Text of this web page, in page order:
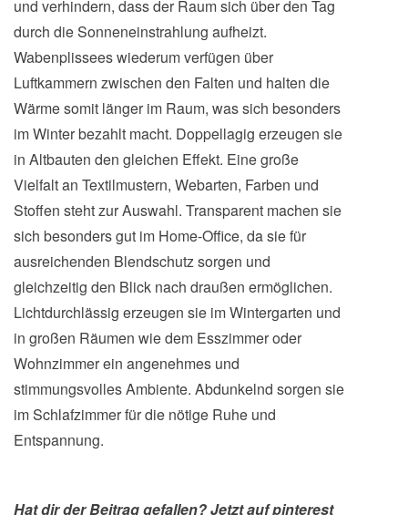
und verhindern, dass der Raum sich über den Tag
durch die Sonneneinstrahlung aufheizt.
Wabenplissees wiederum verfügen über
Luftkammern zwischen den Falten und halten die
Wärme somit länger im Raum, was sich besonders
im Winter bezahlt macht. Doppellagig erzeugen sie
in Altbauten den gleichen Effekt. Eine große
Vielfalt an Textilmustern, Webarten, Farben und
Stoffen steht zur Auswahl. Transparent machen sie
sich besonders gut im Home-Office, da sie für
ausreichenden Blendschutz sorgen und
gleichzeitig den Blick nach draußen ermöglichen.
Lichtdurchlässig erzeugen sie im Wintergarten und
in großen Räumen wie dem Esszimmer oder
Wohnzimmer ein angenehmes und
stimmungsvolles Ambiente. Abdunkelnd sorgen sie
im Schlafzimmer für die nötige Ruhe und
Entspannung.
Hat dir der Beitrag gefallen? Jetzt auf pinterest